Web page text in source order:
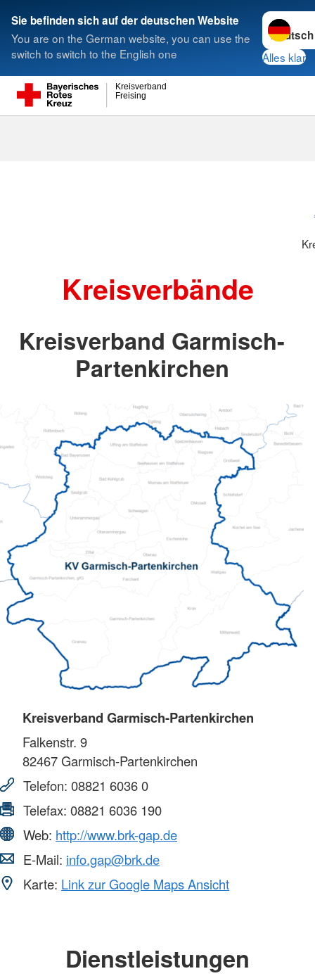
Sie befinden sich auf der deutschen Website
You are on the German website, you can use the
switch to switch to the English one
Sprache
Alles klar
Freising
Kreisverband
Suche
Kreisverbände
Kreisverband Garmisch-
Partenkirchen
Kreisverband Garmisch-Partenkirchen
Falkenstr. 9
82467Garmisch-Partenkirchen
Telefon: 08821 6036 0
Telefax: 08821 6036 190
Web: http://www.brk-gap.de
E-Mail: info.gap@brk.de
Karte: Link zur Google Maps Ansicht
Dienstleistungen